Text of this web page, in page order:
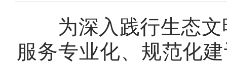
为深入践行生态文
服务专业化、规范化